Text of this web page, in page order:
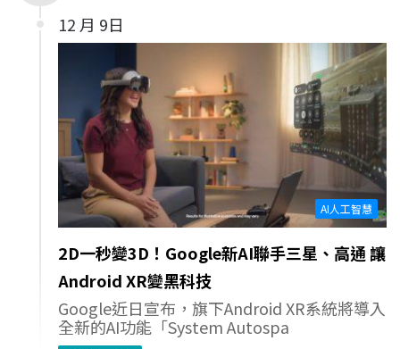
12 月 9日
AI人工智慧
2D一秒變3D！Google新AI聯手三星、高通 讓
Android XR變黑科技
Google近日宣布，旗下Android XR系統將導入
全新的AI功能「System Autospa